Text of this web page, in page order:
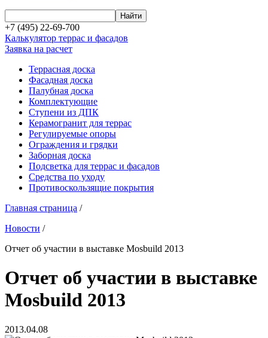
+7 (495) 22-69-700
Калькулятор террас и фасадов
Заявка на расчет
Террасная доска
Фасадная доска
Палубная доска
Комплектующие
Ступени из ДПК
Керамогранит для террас
Регулируемые опоры
Ограждения и грядки
Заборная доска
Подсветка для террас и фасадов
Средства по уходу
Противоскользящие покрытия
Главная страница /
Новости /
Отчет об участии в выставке Mosbuild 2013
Отчет об участии в выставке
Mosbuild 2013
2013.04.08